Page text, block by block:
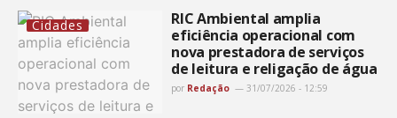
Cidades
RIC Ambiental amplia
eficiência operacional com
nova prestadora de serviços
de leitura e religação de água
por Redação 31/07/2026 - 12:59